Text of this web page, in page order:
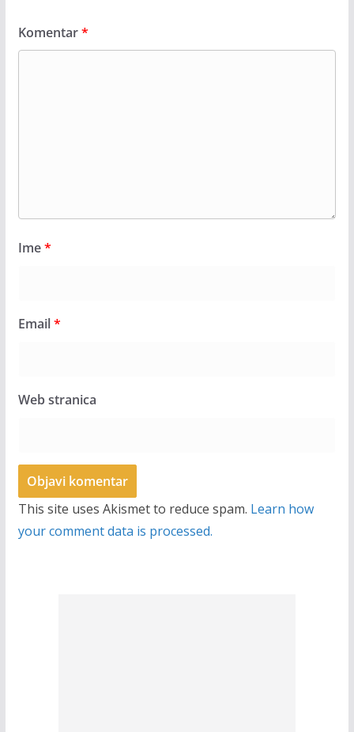
Komentar*
Ime*
Email*
Web stranica
This site uses Akismet to reduce spam. Learn how
your comment data is processed.